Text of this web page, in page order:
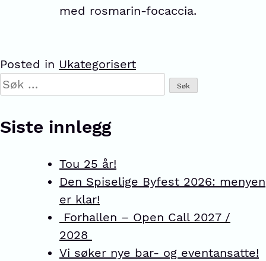
med rosmarin-focaccia.
Posted in Ukategorisert
Siste innlegg
Tou 25 år!
Den Spiselige Byfest 2026: menyen
er klar!
Forhallen – Open Call 2027 /
2028
Vi søker nye bar- og eventansatte!